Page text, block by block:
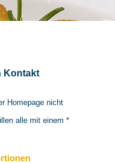
Kontakt
Homepage nicht
alle mit einem *